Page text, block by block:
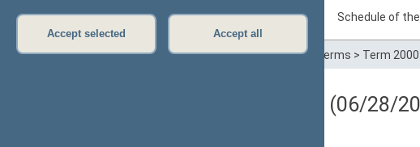
Accept selected Accept all
Sitting in progress Plenary sittings Schedule of
Home>Plenary sittings>Parliamentary terms > Term
Darbotvarkės klausimas (06/28/